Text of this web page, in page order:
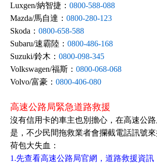
Luxgen/納智捷： 0800-588-088
Mazda/馬自達： 0800-280-123
Skoda： 0800-658-588
Subaru/速霸陸： 0800-486-168
Suzuki/鈴木： 0800-098-345
Volkswagen/福斯： 0800-068-068
Volvo/富豪： 0800-406-080
高速公路局緊急道路救援
沒有信用卡的車主也別擔心，在高速公
是，不少民間拖救業者會攔截電話訊號
荷包大失血：
1.先查看高速公路局官網，道路救援資